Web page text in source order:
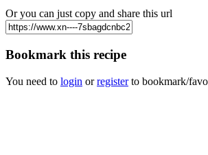
Or you can just copy and share this url
Bookmark this recipe
You need to login orregisterto bookmark/